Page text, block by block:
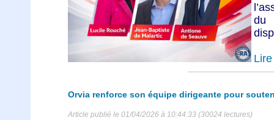
du
Orvia renforce son équipe dirigeante pour
Article publié le 01/04/2026 à 10:44:33 (30024 lectures)